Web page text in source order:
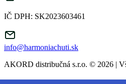
IČ DPH: SK2023603461
info@harmoniachuti.sk
AKORD distribučná s.r.o. © 2026 |